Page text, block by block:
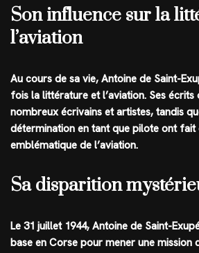
Son influence sur la
l’aviation
Au cours de sa vie, Antoine de Saint-
fois la littérature et l’aviation. Ses écrits
nombreux écrivains et artistes, tandis
détermination en tant que pilote ont fait
emblématique de l’aviation.
Sa disparition
Le 31 juillet 1944, Antoine de Saint-
base en Corse pour mener une mission